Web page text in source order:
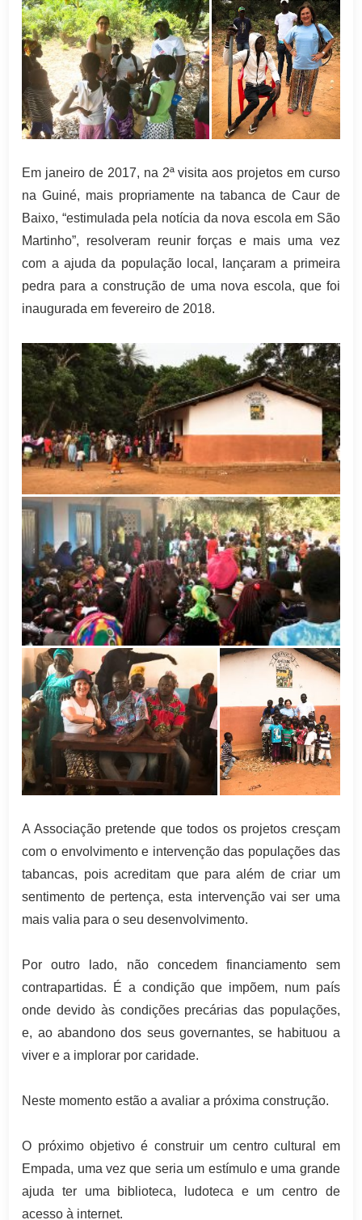
Em janeiro de 2017, na 2ª visita aos projetos em curso
na Guiné, mais propriamente na tabanca de Caur de
Baixo, “estimulada pela notícia da nova escola em São
Martinho”, resolveram reunir forças e mais uma vez
com a ajuda da população local, lançaram a primeira
pedra para a construção de uma nova escola, que foi
inaugurada em fevereiro de 2018.
A Associação pretende que todos os projetos cresçam
com o envolvimento e intervenção das populações das
tabancas, pois acreditam que para além de criar um
sentimento de pertença, esta intervenção vai ser uma
mais valia para o seu desenvolvimento.
Por outro lado, não concedem financiamento sem
contrapartidas. É a condição que impõem, num país
onde devido às condições precárias das populações,
e, ao abandono dos seus governantes, se habituou a
viver e a implorar por caridade.
Neste momento estão a avaliar a próxima construção.
O próximo objetivo é construir um centro cultural em
Empada, uma vez que seria um estímulo e uma grande
ajuda ter uma biblioteca, ludoteca e um centro de
acesso à internet.